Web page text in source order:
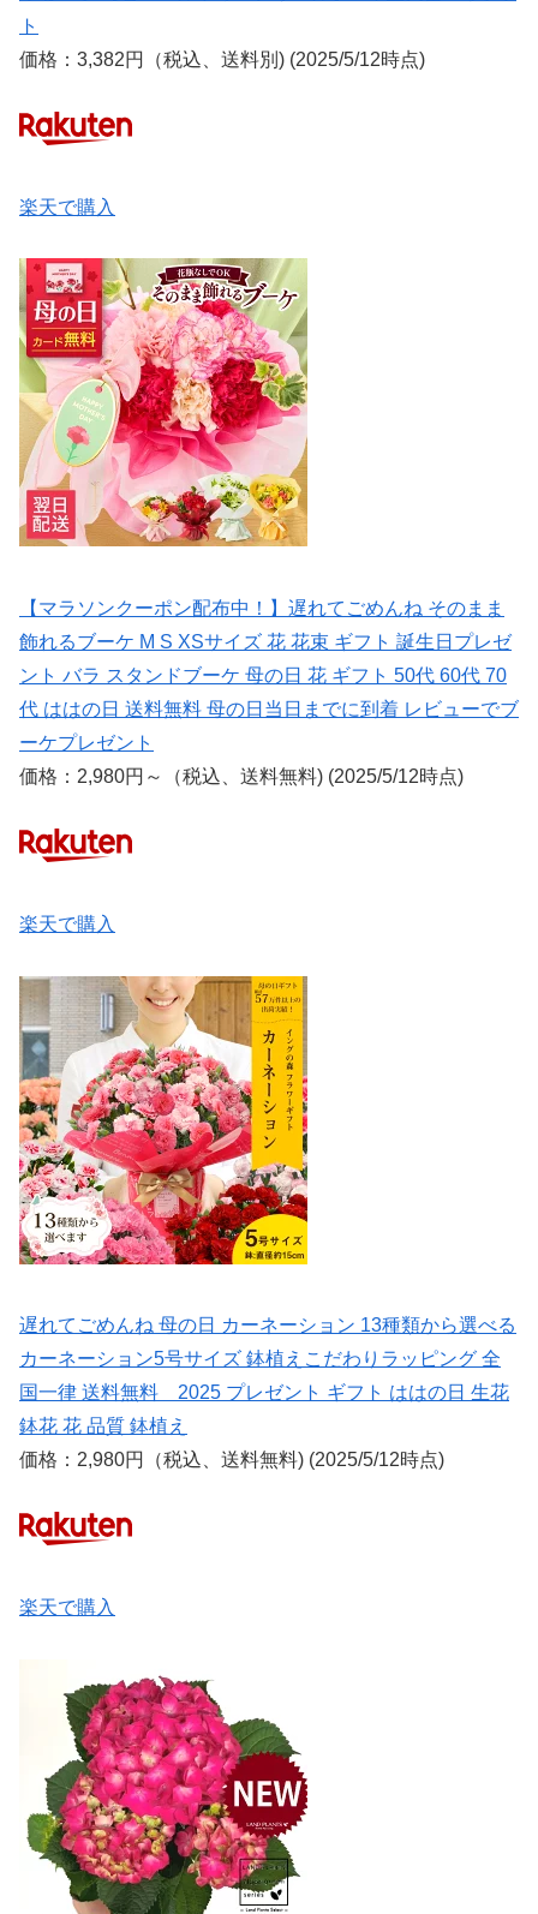
ト
価格：3,382円（税込、送料別) (2025/5/12時点)
楽天で購入
【マラソンクーポン配布中！】遅れてごめんね そのまま
飾れるブーケ M S XSサイズ 花 花束 ギフト 誕生日プレゼ
ント バラ スタンドブーケ 母の日 花 ギフト 50代 60代 70
代 ははの日 送料無料 母の日当日までに到着 レビューでブ
ーケプレゼント
価格：2,980円～（税込、送料無料) (2025/5/12時点)
楽天で購入
遅れてごめんね 母の日 カーネーション 13種類から選べる
カーネーション5号サイズ 鉢植えこだわりラッピング 全
国一律 送料無料 2025 プレゼント ギフト ははの日 生花
鉢花 花 品質 鉢植え
価格：2,980円（税込、送料無料) (2025/5/12時点)
楽天で購入